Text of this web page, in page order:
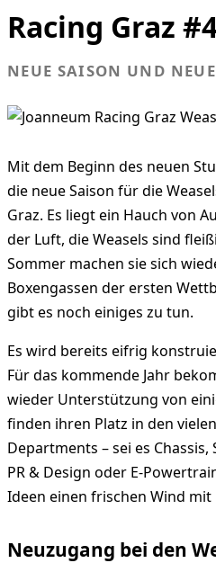
Racing Graz
NEUE SAISON UND NEUE
Mit dem Beginn des neuen
die neue Saison für die
Graz. Es liegt ein Hauch von
der Luft, die Weasels sind
Sommer machen sie sich
Boxengassen der ersten
gibt es noch einiges zu tun.
Es wird bereits eifrig
Für das kommende Jahr
wieder Unterstützung von
finden ihren Platz in den
Departments – sei es
PR & Design oder E-
Ideen einen frischen Wind mit
Neuzugang bei den